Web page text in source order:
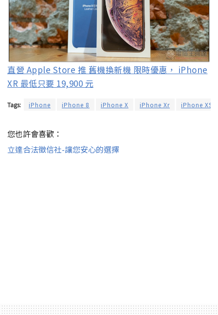
直營 Apple Store 推 舊機換新機 限時優惠， iPhone
XR 最低只要 19,900 元
Tags: iPhone iPhone 8 iPhone X iPhone Xr iPhone XS
您也許會喜歡：
立達合法徵信社-讓您安心的選擇